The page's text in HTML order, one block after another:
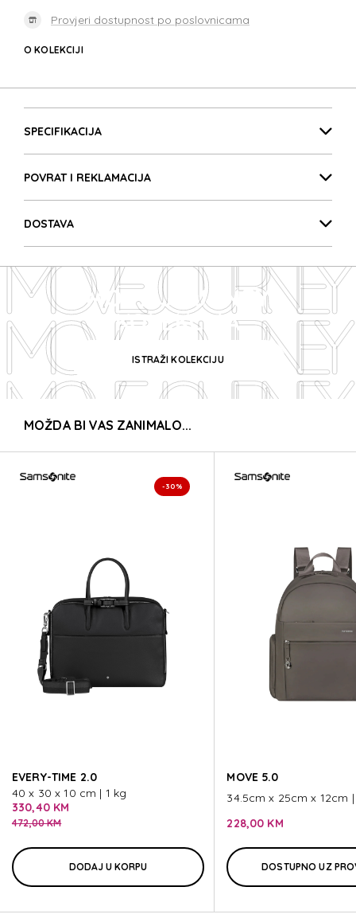
Provjeri dostupnost po poslovnicama
O KOLEKCIJI
SPECIFIKACIJA
POVRAT I REKLAMACIJA
DOSTAVA
MOVE JOURNEY
MOVE JOURNEY
MOVE JOURNEY
MOVE JOURNEY
MOVE JOURNEY
MOVE JOURNEY
MOVE JOURNEY
MOVE JOURNEY
MOVE JOURNEY
MOVE JOURNEY
MOVE JOURNEY
MOVE JOURNEY
MOVE JOURNEY
MOVE JOURNEY
KOLEKCIJA
ISTRAŽI KOLEKCIJU
MOŽDA BI VAS ZANIMALO...
-30%
EVERY-TIME 2.0
40 x 30 x 10 cm | 1 kg
330,40 KM
472,00 KM
DODAJ U KORPU
MOVE 5.0
34.5cm x 25cm x 12cm
228,00 KM
DOSTUPNO UZ